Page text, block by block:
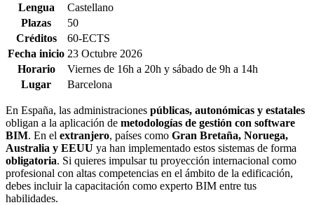
Lengua
Castellano
Plazas
50
Créditos
60-ECTS
Fecha inicio 23 Octubre 2026
Horario
Viernes de 16h a 20h y sábado de 9h a 14h
Lugar
Barcelona
En España, las administraciones públicas, autonómicas y estatales
obligan a la aplicación de metodologías de gestión con software
BIM. En el extranjero, países como Gran Bretaña, Noruega,
Australia y EEUU ya han implementado estos sistemas de forma
obligatoria. Si quieres impulsar tu proyección internacional como
profesional con altas competencias en el ámbito de la edificación,
debes incluir la capacitación como experto BIM entre tus
habilidades.